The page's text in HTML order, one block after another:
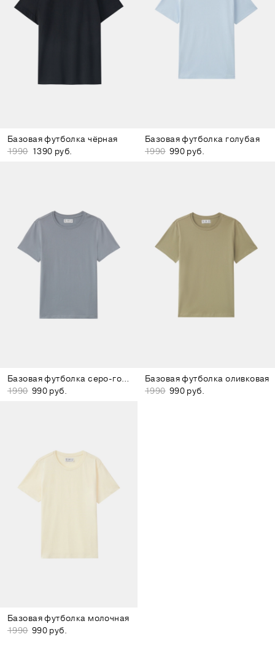
Базовая футболка чёрная
1990 1390 руб.
Базовая футболка голубая
1990 990 руб.
Базовая футболка серо-голубая
1990 990 руб.
Базовая футболка оливковая
1990 990 руб.
Базовая футболка молочная
1990 990 руб.